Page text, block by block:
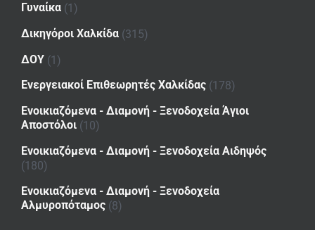
Γυναίκα (1)
Δικηγόροι Χαλκίδα (315)
ΔΟΥ (1)
Ενεργειακοί Επιθεωρητές Χαλκίδας (178)
Ενοικιαζόμενα - Διαμονή - Ξενοδοχεία Άγιοι
Αποστόλοι (10)
Ενοικιαζόμενα - Διαμονή - Ξενοδοχεία Αιδηψός
(180)
Ενοικιαζόμενα - Διαμονή - Ξενοδοχεία
Αλμυροπόταμος (8)